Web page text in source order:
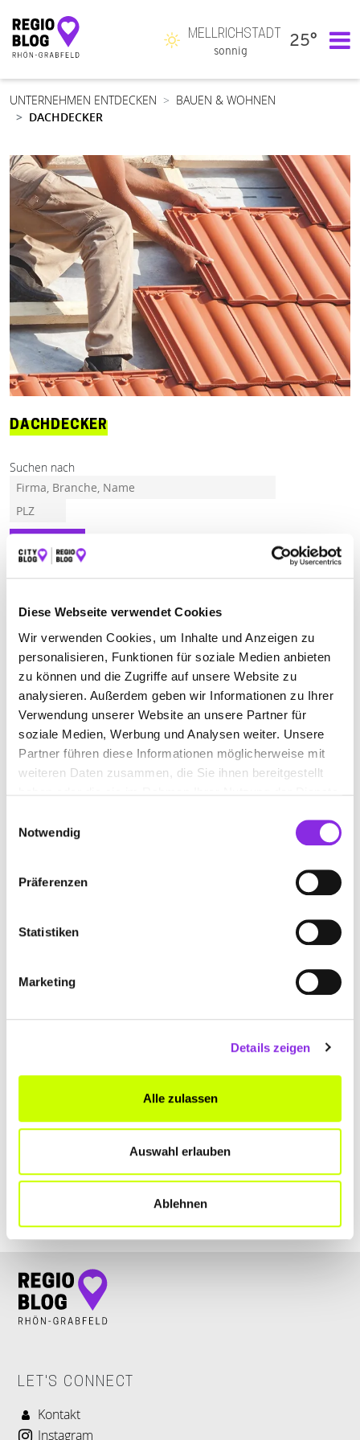
Diese Webseite verwendet Cookies
Wir verwenden Cookies, um Inhalte und Anzeigen zu
personalisieren, Funktionen für soziale Medien anbieten
zu können und die Zugriffe auf unsere Website zu
analysieren. Außerdem geben wir Informationen zu Ihrer
Verwendung unserer Website an unsere Partner für
soziale Medien, Werbung und Analysen weiter. Unsere
Partner führen diese Informationen möglicherweise mit
weiteren Daten zusammen, die Sie ihnen bereitgestellt
Notwendig
Präferenzen
Statistiken
Marketing
Details zeigen
Alle zulassen
Auswahl erlauben
Ablehnen
Hauptnavigation
MELLRICHSTADT
sonnig
25°
UNTERNEHMEN ENTDECKEN
BAUEN & WOHNEN
DACHDECKER
DACHDECKER
Suchen nach
ALLE
BISCHOFSHEIM AN DER RHÖN
FLADUNGEN
Keine Öffnungszeiten angegeben
HOLZHEIMER BEDACHUNGEN GMBH
Haselbachstraße 85 | 97653 Bischofsheim an der
www.holzheimer-bedachungen.de
HOLZBAU DIETZ OHG
Obere Dorfgasse 18| 97650 Fladungen DE
+4997787157
www.dietz-holzbau.de
LET'S CONNECT
Kontakt
Instagram